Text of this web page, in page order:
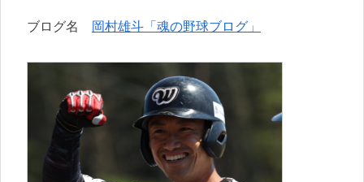
ブログ名 岡村雄斗「魂の野球ブログ」